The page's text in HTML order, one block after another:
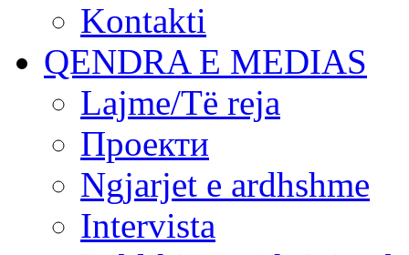
Kontakti
QENDRA E MEDIAS
Lajme/Të reja
Проекти
Ngjarjet e ardhshme
Intervista